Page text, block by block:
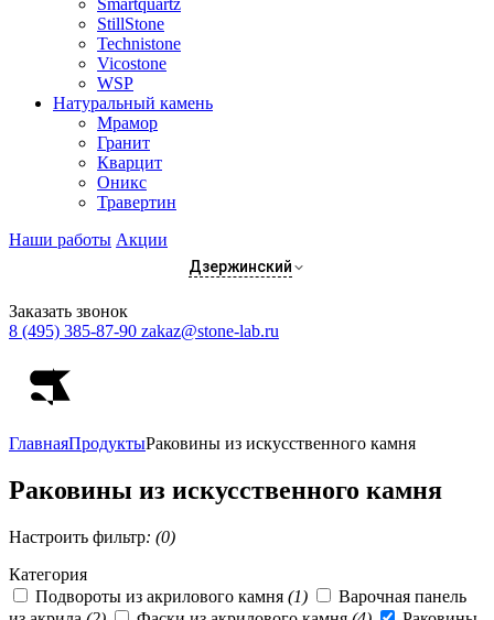
Smartquartz
StillStone
Technistone
Vicostone
WSP
Натуральный камень
Мрамор
Гранит
Кварцит
Оникс
Травертин
Наши работы Акции
Дзержинский
Заказать звонок
8 (495) 385-87-90 zakaz@stone-lab.ru
ГлавнаяПродуктыРаковины из искусственного камня
Раковины из искусственного камня
Настроить фильтр: (0)
Категория
Подвороты из акрилового камня (1)
Варочная панель